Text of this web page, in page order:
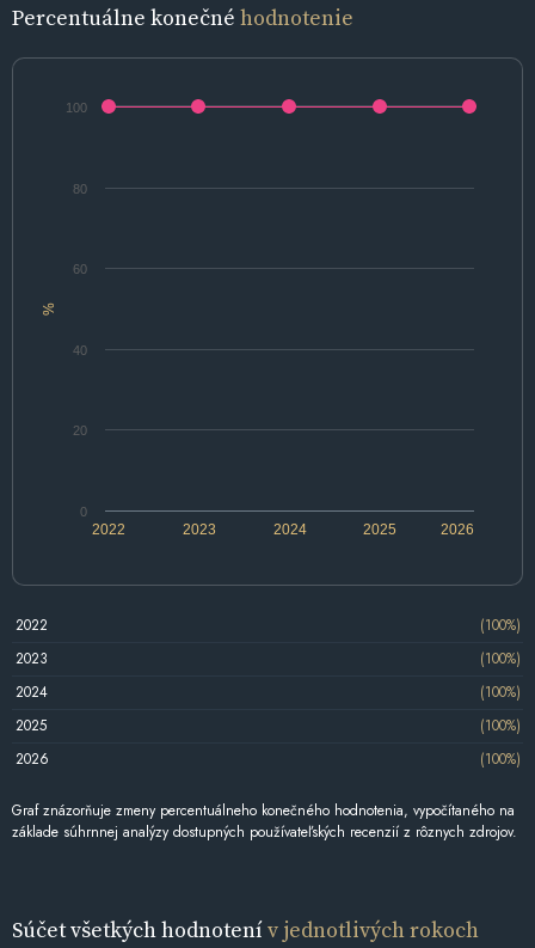
Percentuálne konečné hodnotenie
%
2022 2024 2026
2023 2025
0
20
40
60
80
100
2022
(100%)
2023
(100%)
2024
(100%)
2025
(100%)
2026
(100%)
Graf znázorňuje zmeny percentuálneho konečného hodnotenia, vypočítaného na
základe súhrnnej analýzy dostupných používateľských recenzií z rôznych zdrojov.
Súčet všetkých hodnotenív jednotlivých rokoch